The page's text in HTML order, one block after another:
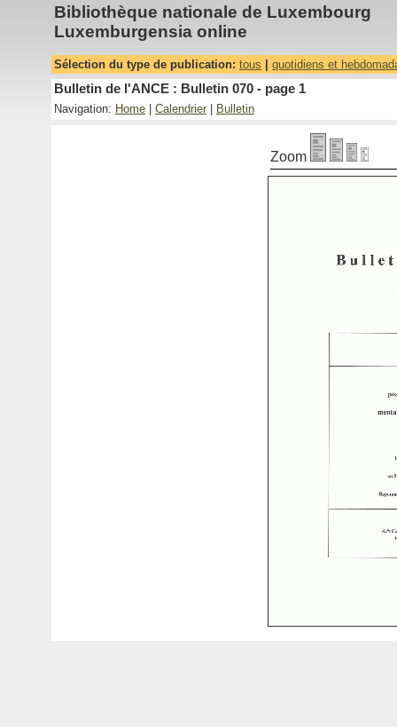
Bibliothèque nationale de Luxembourg
Luxemburgensia online
Sélection du type de publication: tous quotidiens et
Bulletin de l'ANCE : Bulletin 070 - page 1
Navigation: Home Calendrier Bulletin
Zoom